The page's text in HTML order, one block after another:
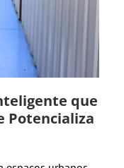
que
Potencializa